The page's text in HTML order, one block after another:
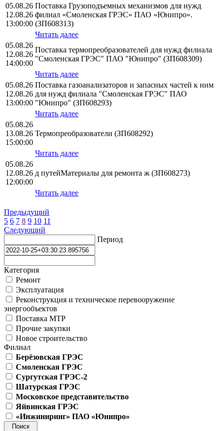
05.08.26
12.08.26
13:00:00
Поставка Грузоподъемных механизмов для нужд
филиал «Смоленская ГРЭС» ПАО «Юнипро».
(ЗП608313)
Читать далее
05.08.26
12.08.26
14:00:00
Поставка термопреобразователей для нужд филиала
"Смоленская ГРЭС" ПАО "Юнипро" (ЗП608309)
Читать далее
05.08.26
12.08.26
13:00:00
Поставка газоанализаторов и запасных частей к ним
для нужд филиала "Смоленская ГРЭС" ПАО
"Юнипро" (ЗП608293)
Читать далее
05.08.26
13.08.26
15:00:00
Термопреобразователи (ЗП608292)
Читать далее
05.08.26
12.08.26
12:00:00
д путейМатериалы для ремонта ж (ЗП608273)
Читать далее
Предыдущий
5 6 7 8 9 10 11
Следующий
Период
Категория
Ремонт
Эксплуатация
Реконструкция и техническое перевооружение
энергообъектов
Поставка МТР
Прочие закупки
Новое строительство
Филиал
Берёзовская ГРЭС
Смоленская ГРЭС
Сургутская ГРЭС-2
Шатурская ГРЭС
Московское представительство
Яйвинская ГРЭС
«Инжиниринг» ПАО «Юнипро»